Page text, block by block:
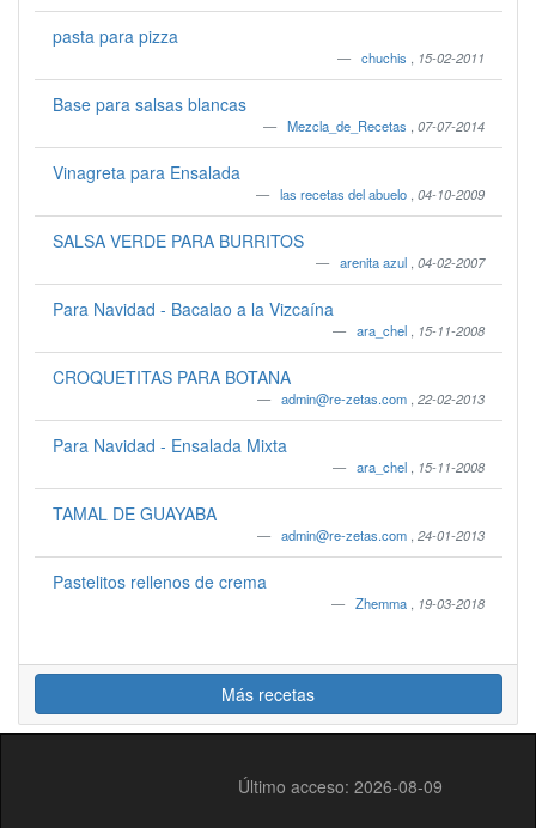
pasta para pizza
chuchis 15-02-2011
Base para salsas blancas
Mezcla_de_Recetas 07-07-2014
Vinagreta para Ensalada
las recetas del abuelo 04-10-2009
SALSA VERDE PARA BURRITOS
arenita azul 04-02-2007
Para Navidad - Bacalao a la Vizcaína
ara_chel 15-11-2008
CROQUETITAS PARA BOTANA
admin@re-zetas.com 22-02-2013
Para Navidad - Ensalada Mixta
ara_chel 15-11-2008
TAMAL DE GUAYABA
admin@re-zetas.com 24-01-2013
Pastelitos rellenos de crema
Zhemma 19-03-2018
Más recetas
Último acceso: 2026-08-09